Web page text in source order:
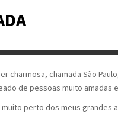
charmosa, chamada São
de pessoas muito amadas
perto dos meus grandes